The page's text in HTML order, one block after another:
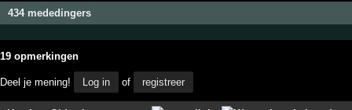
434 mededingers
19 opmerkingen
Deel je mening! Log in of registreer